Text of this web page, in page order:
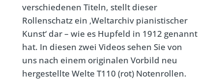
verschiedenen Titeln, stellt dieser
Rollenschatz ein ‚Weltarchiv pianistischer
Kunst‘ dar – wie es Hupfeld in 1912 genannt
hat. In diesen zwei Videos sehen Sie von
uns nach einem originalen Vorbild neu
hergestellte Welte T110 (rot) Notenrollen.